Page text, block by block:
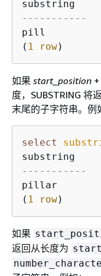
-----------
pill
( 1 row)
如果 start_position +
度，SUBSTRING 将
末尾的子字符串。例
select
-----------
pillar
( 1 row)
如果
返回从长度为